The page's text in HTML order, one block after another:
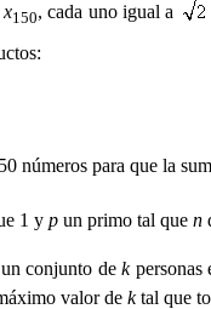
x150, cada uno igual a
números para que la
1 y p un primo tal que n
conjunto dekpersonas
valor de ktal que